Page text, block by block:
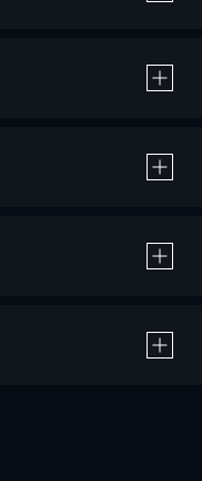
る作品の購入 / レンタルです。
は、20％のポイント還元です。